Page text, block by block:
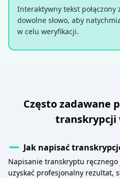
Interaktywny tekst połączony
dowolne słowo, aby
w celu weryfikacji.
Często zadawane
transkrypcji
Jak napisać
Napisanie transkryptu ręcznego
uzyskać profesjonalny rezultat,